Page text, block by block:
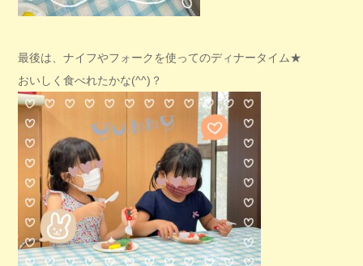
最後は、ナイフやフォークを使ってのディナータイム★
おいしく食べれたかな(^^)？